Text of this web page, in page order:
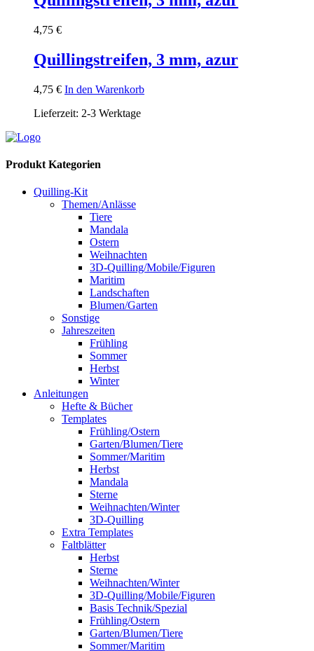
4,75 €
Quillingstreifen, 3 mm, azur
4,75 € In den Warenkorb
Lieferzeit: 2-3 Werktage
Produkt Kategorien
Quilling-Kit
Themen/Anlässe
Tiere
Mandala
Ostern
Weihnachten
3D-Quilling/Mobile/Figuren
Maritim
Landschaften
Blumen/Garten
Sonstige
Jahreszeiten
Frühling
Sommer
Herbst
Winter
Anleitungen
Hefte & Bücher
Templates
Frühling/Ostern
Garten/Blumen/Tiere
Sommer/Maritim
Herbst
Mandala
Sterne
Weihnachten/Winter
3D-Quilling
Extra Templates
Faltblätter
Herbst
Sterne
Weihnachten/Winter
3D-Quilling/Mobile/Figuren
Basis Technik/Spezial
Frühling/Ostern
Garten/Blumen/Tiere
Sommer/Maritim